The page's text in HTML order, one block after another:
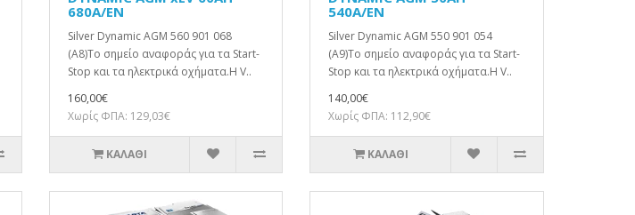
680A/EN
Silver Dynamic AGM 560 901 068
(A8)Το σημείο αναφοράς για τα Start-
Stop και τα ηλεκτρικά οχήματα.Η V..
160,00€
Χωρίς ΦΠΑ: 129,03€
ΚΑΛΆΘΙ
540A/EN
Silver Dynamic AGM 550 901 054
(A9)Το σημείο αναφοράς για τα Start-
Stop και τα ηλεκτρικά οχήματα.Η V..
140,00€
Χωρίς ΦΠΑ: 112,90€
ΚΑΛΆΘΙ